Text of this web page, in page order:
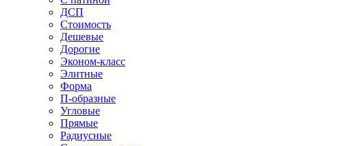
ДСП
Стоимость
Дешевые
Дорогие
Эконом-класс
Элитные
Форма
П-образные
Угловые
Прямые
Радиусные